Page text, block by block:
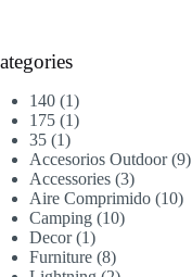
140 11
producto
175 11
35 11
producto
Accesorios Outdoor 99
Accessories 33
productos
Aire Comprimido 1010
Camping 1010
Decor 11
producto
Furniture 88